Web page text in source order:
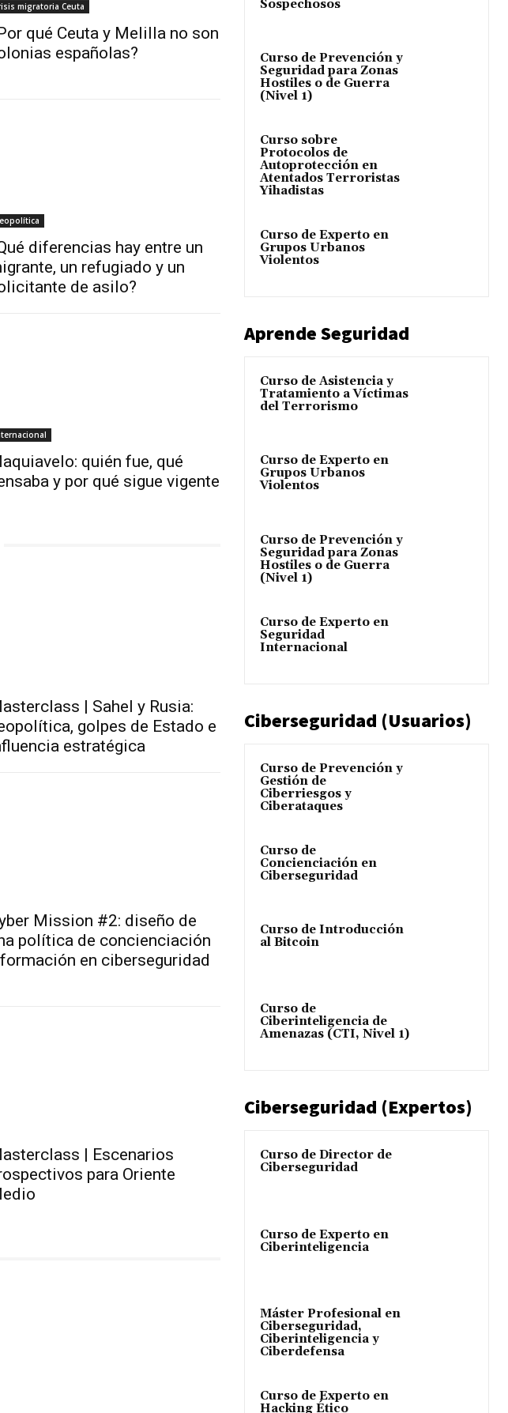
migratoria Ceuta
qué Ceuta y Melilla no son
españolas?
diferencias hay entre un
un refugiado y un
de asilo?
quién fue, qué
y por qué sigue vigente
| Sahel y Rusia:
golpes de Estado e
estratégica
Mission #2: diseño de
política de concienciación
en ciberseguridad
| Escenarios
para Oriente
Sospechosos
Curso de Prevención y
Seguridad para Zonas
Hostiles o de Guerra
(Nivel 1)
Curso sobre
Protocolos de
Autoprotección en
Atentados Terroristas
Yihadistas
Curso de Experto en
Grupos Urbanos
Violentos
Aprende Seguridad
Curso de Asistencia y
Tratamiento a Víctimas
del Terrorismo
Curso de Experto en
Grupos Urbanos
Violentos
Curso de Prevención y
Seguridad para Zonas
Hostiles o de Guerra
(Nivel 1)
Curso de Experto en
Seguridad
Internacional
Ciberseguridad (Usuarios)
Curso de Prevención y
Gestión de
Ciberriesgos y
Ciberataques
Curso de
Concienciación en
Ciberseguridad
Curso de Introducción
al Bitcoin
Curso de
Ciberinteligencia de
Amenazas (CTI, Nivel 1)
Ciberseguridad (Expertos)
Curso de Director de
Ciberseguridad
Curso de Experto en
Ciberinteligencia
Máster Profesional en
Ciberseguridad,
Ciberinteligencia y
Ciberdefensa
Curso de Experto en
Hacking Ético